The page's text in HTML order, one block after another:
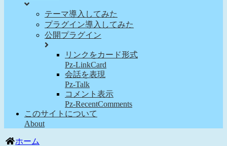
テーマ導入してみた
プラグイン導入してみた
公開プラグイン
リンクをカード形式
Pz-LinkCard
会話を表現
Pz-Talk
コメント表示
Pz-RecentComments
このサイトについて
About
ホーム